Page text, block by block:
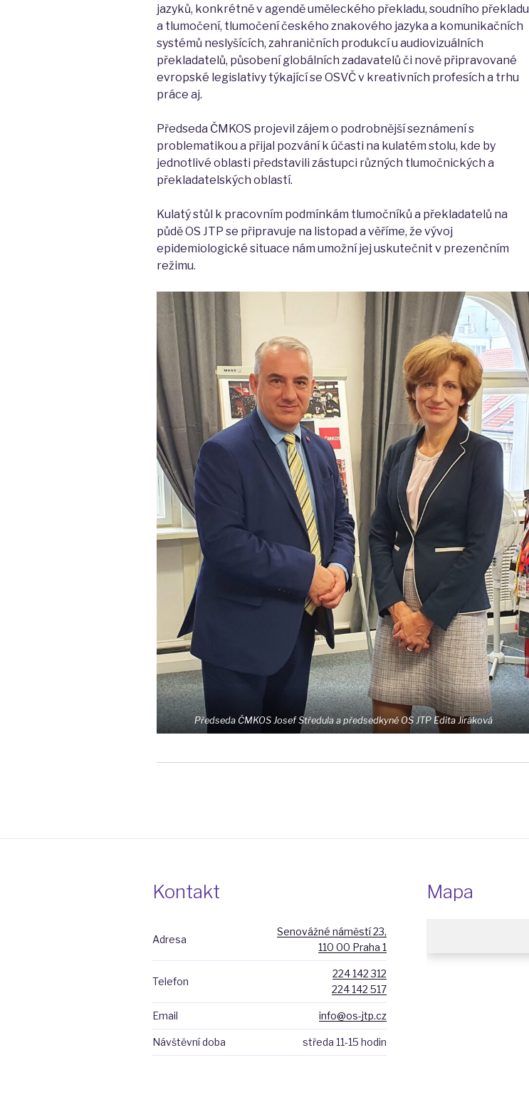
jazyků, konkrétně v agendě uměleckého překladu, soudního překladu
a tlumočení, tlumočení českého znakového jazyka a komunikačních
systémů neslyšících, zahraničních produkcí u audiovizuálních
překladatelů, působení globálních zadavatelů či nově připravované
evropské legislativy týkající se OSVČ v kreativních profesích a trhu
práce aj.
Předseda ČMKOS projevil zájem o podrobnější seznámení s
problematikou a přijal pozvání k účasti na kulatém stolu, kde by
jednotlivé oblasti představili zástupci různých tlumočnických a
překladatelských oblastí.
Kulatý stůl k pracovním podmínkám tlumočníků a překladatelů na
půdě OS JTP se připravuje na listopad a věříme, že vývoj
epidemiologické situace nám umožní jej uskutečnit v prezenčním
režimu.
Předseda ČMKOSJosef Středula a předsedkyně OS JTP Edita Jiráková
Kontakt
Adresa
Senovážné náměstí 23,
110 00 Praha 1
Telefon
224 142 312
224 142 517
Email info@os-jtp.cz
Návštěvní doba středa 11-15 hodin
Mapa